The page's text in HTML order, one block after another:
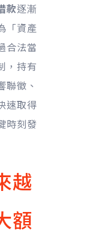
款逐漸
「資產
合法當
，持有
聯徵、
速取得
時刻發
越
額